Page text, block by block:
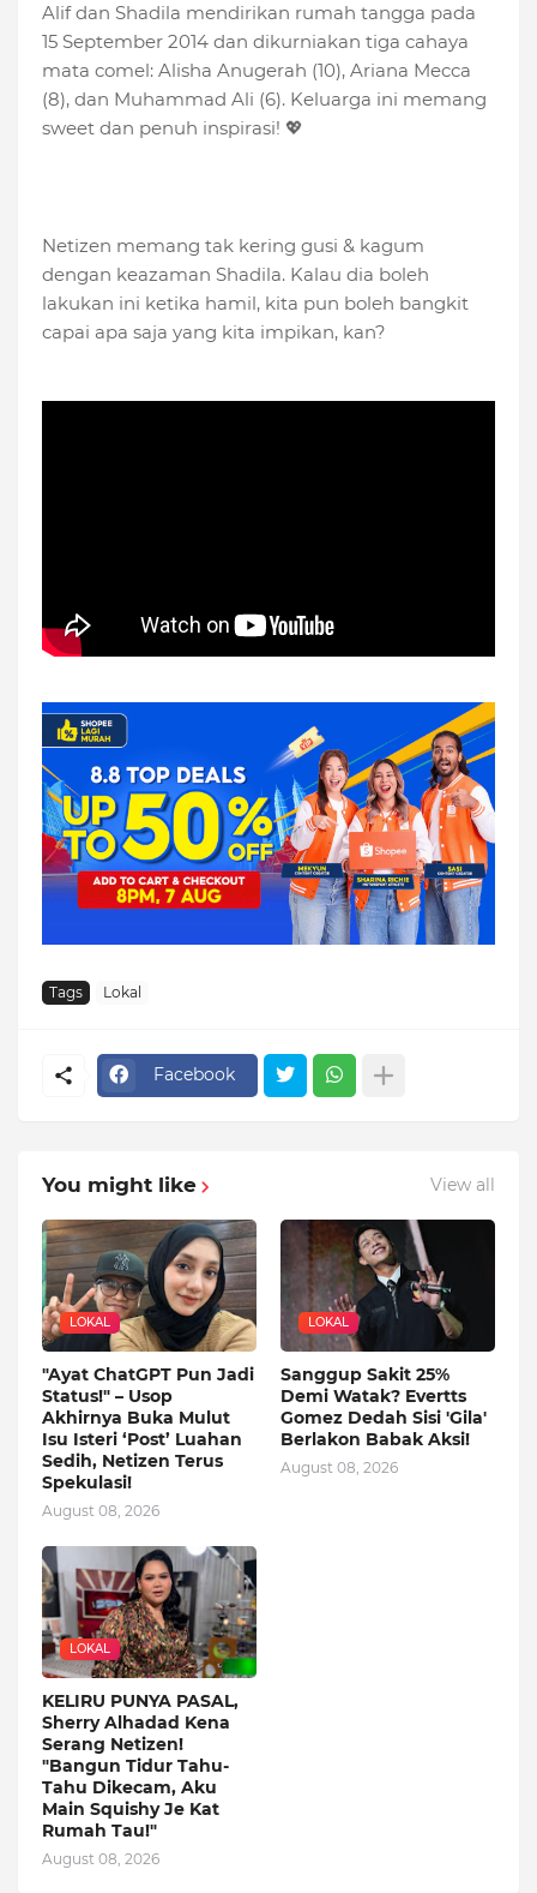
Alif dan Shadila mendirikan rumah tangga pada
15 September 2014 dan dikurniakan tiga cahaya
mata comel: Alisha Anugerah (10), Ariana Mecca
(8), dan Muhammad Ali (6). Keluarga ini memang
sweet dan penuh inspirasi! 💖
Netizen memang tak kering gusi & kagum
dengan keazaman Shadila. Kalau dia boleh
lakukan ini ketika hamil, kita pun boleh bangkit
capai apa saja yang kita impikan, kan?
Tags Lokal
Facebook
You might like View all
LOKAL
"Ayat ChatGPT Pun Jadi
Status!" – Usop
Akhirnya Buka Mulut
Isu Isteri ‘Post’ Luahan
Sedih, Netizen Terus
Spekulasi!
August 08, 2026
LOKAL
Sanggup Sakit 25%
Demi Watak? Evertts
Gomez Dedah Sisi 'Gila'
Berlakon Babak Aksi!
August 08, 2026
LOKAL
KELIRU PUNYA PASAL,
Sherry Alhadad Kena
Serang Netizen!
"Bangun Tidur Tahu-
Tahu Dikecam, Aku
Main Squishy Je Kat
Rumah Tau!"
August 08, 2026